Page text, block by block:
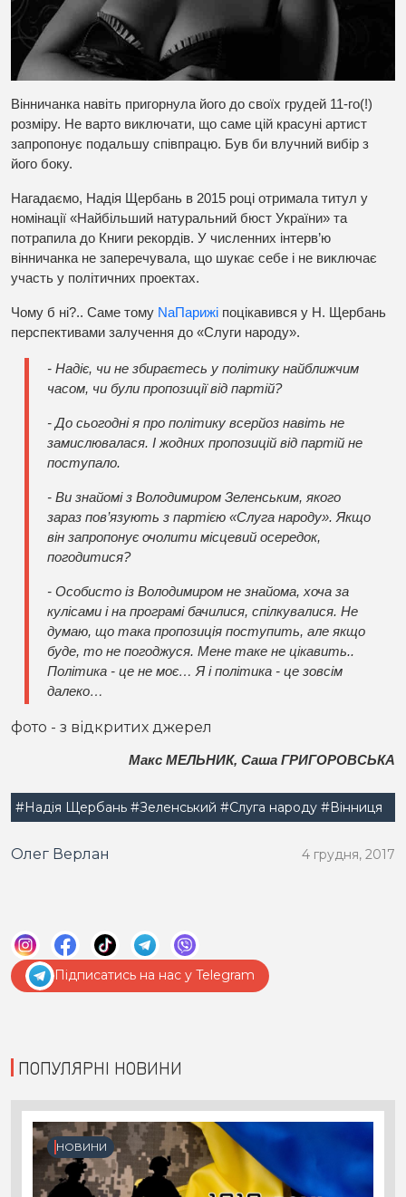
Вінничанка навіть пригорнула його до своїх грудей 11-го(!)
розміру. Не варто виключати, що саме цій красуні артист
запропонує подальшу співпрацю. Був би влучний вибір з
його боку.
Нагадаємо, Надія Щербань в 2015 році отримала титул у
номінації «Найбільший натуральний бюст України» та
потрапила до Книги рекордів. У численних інтерв’ю
вінничанка не заперечувала, що шукає себе і не виключає
участь у політичних проектах.
Чому б ні?.. Саме тому NaПарижі поцікавився у Н. Щербань
перспективами залучення до «Слуги народу».
- Надіє, чи не збираєтесь у політику найближчим
часом, чи були пропозиції від партій?
- До сьогодні я про політику всерйоз навіть не
замислювалася. І жодних пропозицій від партій не
поступало.
- Ви знайомі з Володимиром Зеленським, якого
зараз пов’язують з партією «Слуга народу». Якщо
він запропонує очолити місцевий осередок,
погодитися?
- Особисто із Володимиром не знайома, хоча за
кулісами і на програмі бачилися, спілкувалися. Не
думаю, що така пропозиція поступить, але якщо
буде, то не погоджуся. Мене таке не цікавить..
Політика - це не моє… Я і політика - це зовсім
далеко…
фото - з відкритих джерел
Макс МЕЛЬНИК, Саша ГРИГОРОВСЬКА
#Надія Щербань #Зеленський #Слуга народу #Вінниця
Олег Верлан 4 грудня, 2017
Підписатись на нас у Telegram
ПОПУЛЯРНІ НОВИНИ
НОВИНИ